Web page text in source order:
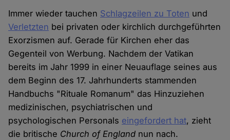
Immer wieder tauchen Schlagzeilen zu Toten und
Verletzten bei privaten oder kirchlich durchgeführten
Exorzismen auf. Gerade für Kirchen eher das
Gegenteil von Werbung. Nachdem der Vatikan
bereits im Jahr 1999 in einer Neuauflage seines aus
dem Beginn des 17. Jahrhunderts stammenden
Handbuchs "Rituale Romanum" das Hinzuziehen
medizinischen, psychiatrischen und
psychologischen Personals eingefordert hat, zieht
die britische Church of England nun nach.